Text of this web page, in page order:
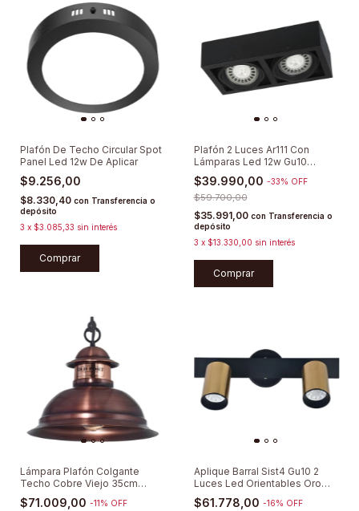
Plafón De Techo Circular Spot
Panel Led 12w De Aplicar
$9.256,00
$8.330,40 con Transferencia o
depósito
3 x $3.085,33 sin interés
Comprar
Plafón 2 Luces Ar111 Con
Lámparas Led 12w Gu10
Moderno Spot
$39.990,00 -33% OFF
$59.700,00
$35.991,00 con Transferencia o
depósito
3 x $13.330,00 sin interés
Comprar
Lámpara Plafón Colgante
Techo Cobre Viejo 35cm
Vintage E27
$71.009,00 -11% OFF
Aplique Barral Sist4 Gu10 2
Luces Led Orientables Oro
Antiguo
$61.778,00 -16% OFF